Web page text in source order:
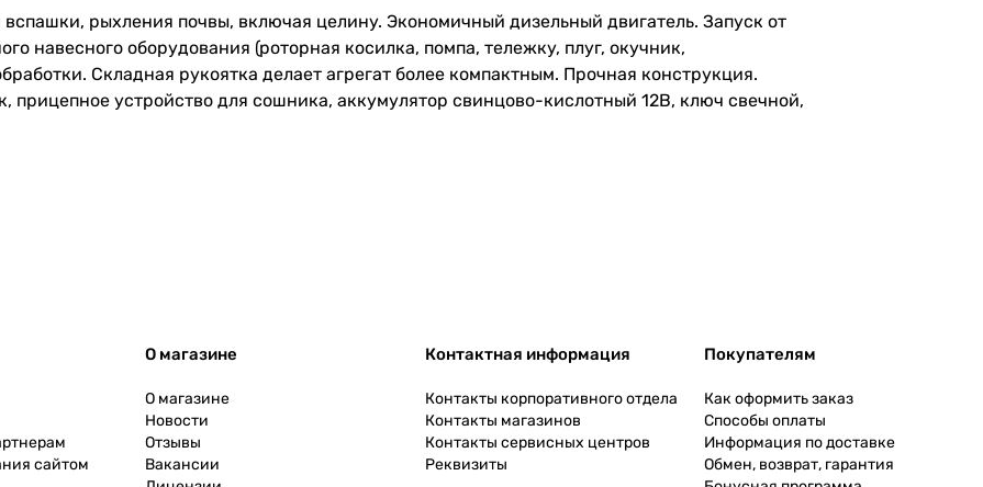
вспашки, рыхления почвы, включая целину. Экономичный дизельный двигатель. Запуск от
навесного оборудования (роторная косилка, помпа, тележку, плуг, окучник,
Складная рукоятка делает агрегат более компактным. Прочная конструкция.
прицепное устройство для сошника, аккумулятор свинцово-кислотный 12В, ключ свечной,
сайтом
О магазине
О магазине
Новости
Отзывы
Вакансии
Контактная информация
Контакты корпоративного отдела
Контакты магазинов
Контакты сервисных центров
Реквизиты
Покупателям
Как оформить заказ
Способы оплаты
Информация по доставке
Обмен, возврат, гарантия